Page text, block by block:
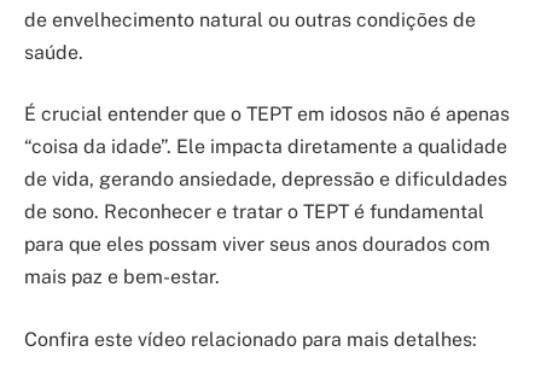
de envelhecimento natural ou outras condições de
saúde.
É crucial entender que o TEPT em idosos não é apenas
“coisa da idade”. Ele impacta diretamente a qualidade
de vida, gerando ansiedade, depressão e dificuldades
de sono. Reconhecer e tratar o TEPT é fundamental
para que eles possam viver seus anos dourados com
mais paz e bem-estar.
Confira este vídeo relacionado para mais detalhes: